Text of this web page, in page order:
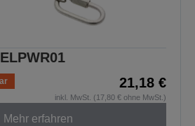
21,18 €
inkl. MwSt. (17,80 € ohne MwSt.)
Mehr erfahren